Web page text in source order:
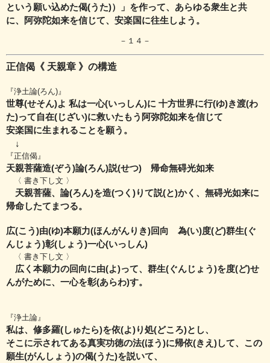
という願い込めた偈(うた)）」を作って、あらゆる衆生と共
に、阿弥陀如来を信じて、安楽国に往生しよう。
－１４－
正信偈《 天親章 》の構造
『浄土論(ろん)』
世尊(せそん)よ 私は一心(いっしん)に 十方世界に行(ゆ)き渡(わ
た)って自在(じざい)に救いたもう阿弥陀如来を信じて
安楽国に生まれることを願う。
↓
『正信偈』
天親菩薩造(ぞう)論(ろん)説(せつ) 帰命無碍光如来
〈 書き下し文 〉
天親菩薩、論(ろん)を造(つく)りて説(と)かく、無碍光如来に
帰命したてまつる。
広(こう)由(ゆ)本願力(ほんがんりき)回向 為(い)度(ど)群生(ぐ
んじょう)彰(しょう)一心(いっしん)
〈 書き下し文 〉
広く本願力の回向に由(よ)って、群生(ぐんじょう)を度(ど)せ
んがために、一心を彰(あらわ)す。
『浄土論』
私は、修多羅(しゅたら)を依(よ)り処(どころ)とし、
そこに示されてある真実功徳の法(ほう)に帰依(きえ)して、この
願生(がんしょう)の偈(うた)を説いて、